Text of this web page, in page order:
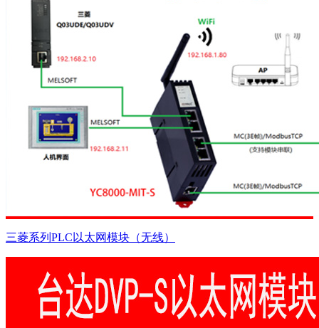
三菱系列PLC以太网模块（无线）